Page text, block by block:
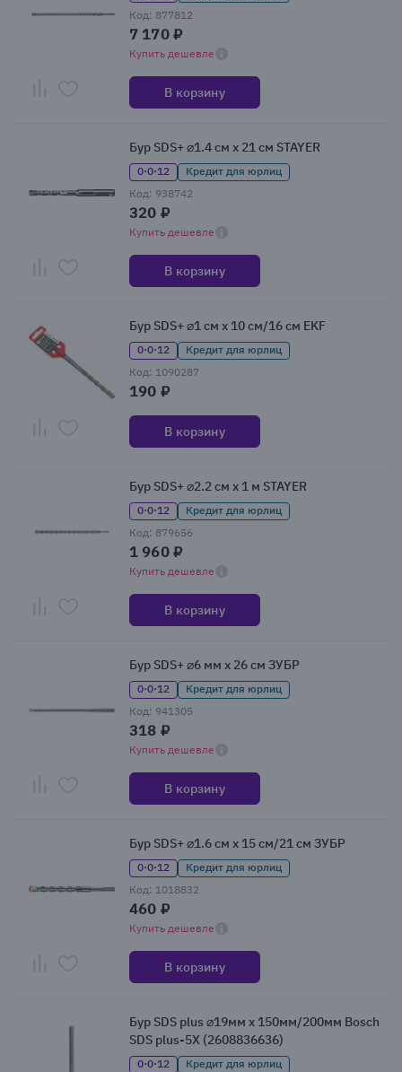
Код: 877812
7 170 ₽
Купить дешевле
В корзину
Бур SDS+ ⌀1.4 см x 21 см STAYER
0·0·12
Кредит для юрлиц
Код: 938742
320 ₽
Купить дешевле
В корзину
Бур SDS+ ⌀1 см x 10 см/16 см EKF
0·0·12
Кредит для юрлиц
Код: 1090287
190 ₽
В корзину
Бур SDS+ ⌀2.2 см x 1 м STAYER
0·0·12
Кредит для юрлиц
Код: 879656
1 960 ₽
Купить дешевле
В корзину
Бур SDS+ ⌀6 мм x 26 см ЗУБР
0·0·12
Кредит для юрлиц
Код: 941305
318 ₽
Купить дешевле
В корзину
Бур SDS+ ⌀1.6 см x 15 см/21 см ЗУБР
0·0·12
Кредит для юрлиц
Код: 1018832
460 ₽
Купить дешевле
В корзину
Бур SDS plus ⌀19мм x 150мм/200мм Bosch
SDS plus-5X (2608836636)
0·0·12
Кредит для юрлиц